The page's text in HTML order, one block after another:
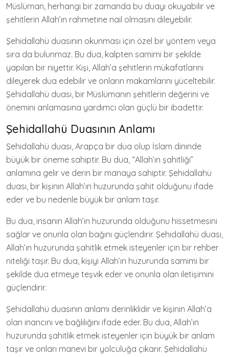
Müslüman, herhangi bir zamanda bu duayı okuyabilir ve
şehitlerin Allah’ın rahmetine nail olmasını dileyebilir.
Şehidallahü duasının okunması için özel bir yöntem veya
sıra da bulunmaz. Bu dua, kalpten samimi bir şekilde
yapılan bir niyettir. Kişi, Allah’a şehitlerin mükafatlarını
dileyerek dua edebilir ve onların makamlarını yüceltebilir.
Şehidallahü duası, bir Müslümanın şehitlerin değerini ve
önemini anlamasına yardımcı olan güçlü bir ibadettir.
Şehidallahü Duasının Anlamı
Şehidallahü duası, Arapça bir dua olup İslam dininde
büyük bir öneme sahiptir. Bu dua, “Allah’ın şahitliği”
anlamına gelir ve derin bir manaya sahiptir. Şehidallahü
duası, bir kişinin Allah’ın huzurunda şahit olduğunu ifade
eder ve bu nedenle büyük bir anlam taşır.
Bu dua, insanın Allah’ın huzurunda olduğunu hissetmesini
sağlar ve onunla olan bağını güçlendirir. Şehidallahü duası,
Allah’ın huzurunda şahitlik etmek isteyenler için bir rehber
niteliği taşır. Bu dua, kişiyi Allah’ın huzurunda samimi bir
şekilde dua etmeye teşvik eder ve onunla olan iletişimini
güçlendirir.
Şehidallahü duasının anlamı derinliklidir ve kişinin Allah’a
olan inancını ve bağlılığını ifade eder. Bu dua, Allah’ın
huzurunda şahitlik etmek isteyenler için büyük bir anlam
taşır ve onları manevi bir yolculuğa çıkarır. Şehidallahü